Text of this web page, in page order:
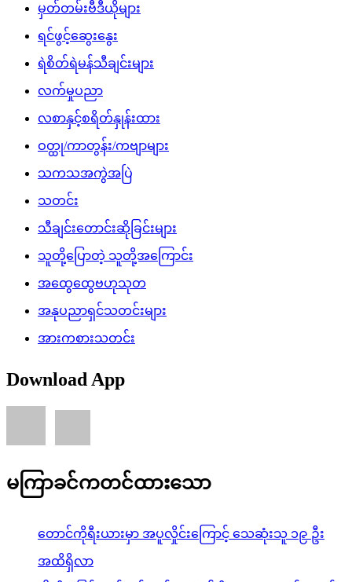
မှတ်တမ်းဗီဒီယိုများ
ရင်ဖွင့်ဆွေးနွေး
ရဲစိတ်ရဲမန်သီချင်းများ
လက်မှုပညာ
လစာနှင့်စရိတ်နှုန်းထား
ဝတ္ထု/ကာတွန်း/ကဗျာများ
သကသအကွဲအပြဲ
သတင်း
သီချင်းတောင်းဆိုခြင်းများ
သူတို့ပြောတဲ့ သူတို့အကြောင်း
အထွေထွေဗဟုသုတ
အနုပညာရှင်သတင်းများ
အားကစားသတင်း
Download App
မကြာခင်ကတင်ထားသော
တောင်ကိုရီးယားမှာ အပူလှိုင်းကြောင့် သေဆုံးသူ ၁၉ ဦး
အထိရှိလာ